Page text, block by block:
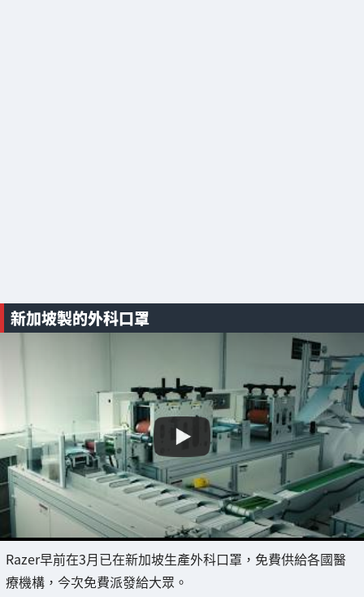
新加坡製的外科口罩
Razer早前在3月已在新加坡生產外科口罩，免費供給各國醫
療機構，今次免費派發給大眾。